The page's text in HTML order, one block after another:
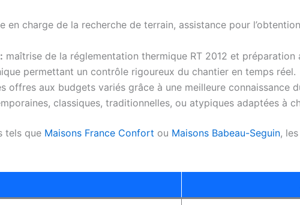
en charge de la recherche de terrain, assistance pour
maîtrise de la réglementation thermique RT 2012 et
permettant un contrôle rigoureux du chantier en temps réel.
offres aux budgets variés grâce à une meilleure connaissance
classiques, traditionnelles, ou atypiques adaptées à
tels que Maisons France Confort ou Maisons Babeau-Seguin,